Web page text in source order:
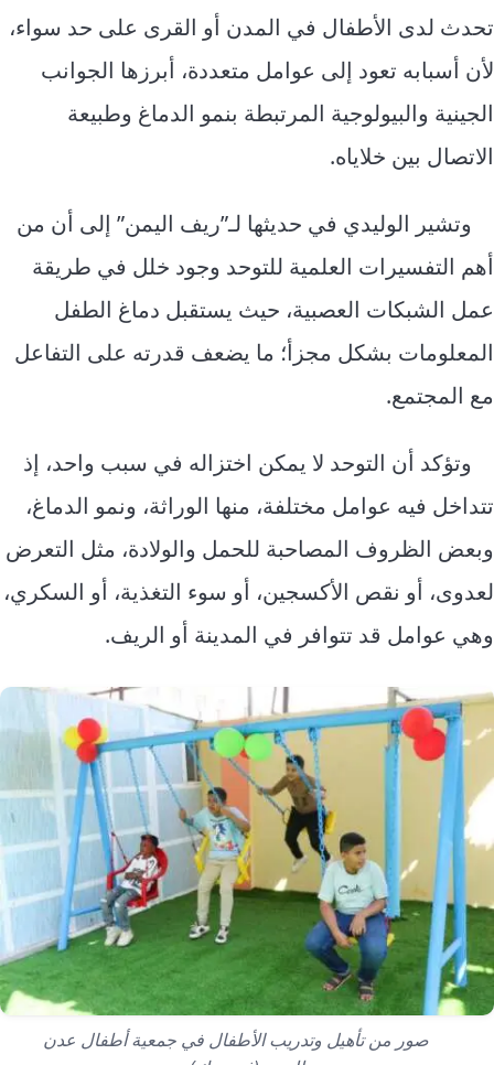
تحدث لدى الأطفال في المدن أو القرى على حد سواء،
لأن أسبابه تعود إلى عوامل متعددة، أبرزها الجوانب
الجينية والبيولوجية المرتبطة بنمو الدماغ وطبيعة
الاتصال بين خلاياه.
وتشير الوليدي في حديثها لـ”ريف اليمن” إلى أن من
أهم التفسيرات العلمية للتوحد وجود خلل في طريقة
عمل الشبكات العصبية، حيث يستقبل دماغ الطفل
المعلومات بشكل مجزأ؛ ما يضعف قدرته على التفاعل
مع المجتمع.
وتؤكد أن التوحد لا يمكن اختزاله في سبب واحد، إذ
تتداخل فيه عوامل مختلفة، منها الوراثة، ونمو الدماغ،
وبعض الظروف المصاحبة للحمل والولادة، مثل التعرض
لعدوى، أو نقص الأكسجين، أو سوء التغذية، أو السكري،
وهي عوامل قد تتوافر في المدينة أو الريف.
صور من تأهيل وتدريب الأطفال في جمعية أطفال عدن